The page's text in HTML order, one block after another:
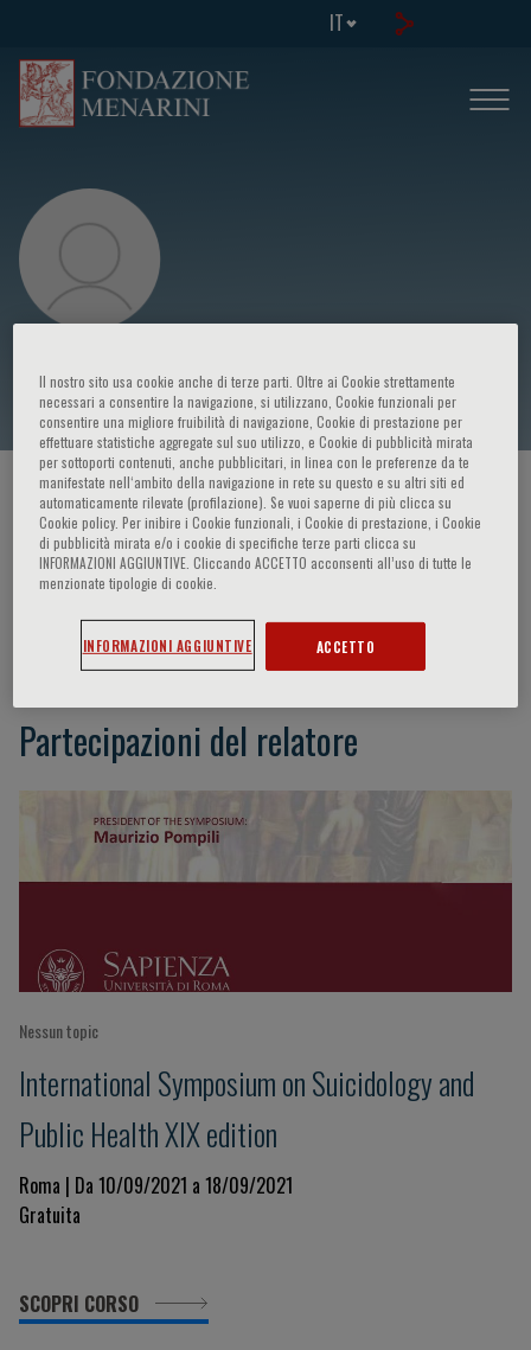
IT
Serafino De Giorgi
HOME PAGE / CORSI ED EVENTI / RELATORE
Serafino De Giorgi
Partecipazioni del relatore
Nessun topic
International Symposium on Suicidology and
Public Health XIX edition
Roma | Da 10/09/2021 a 18/09/2021
Gratuita
SCOPRI CORSO
Il nostro sito usa cookie anche di terze parti. Oltre ai Cookie strettamente
necessari a consentire la navigazione, si utilizzano, Cookie funzionali per
consentire una migliore fruibilità di navigazione, Cookie di prestazione per
effettuare statistiche aggregate sul suo utilizzo, e Cookie di pubblicità mirata
per sottoporti contenuti, anche pubblicitari, in linea con le preferenze da te
manifestate nell‘ambito della navigazione in rete su questo e su altri siti ed
automaticamente rilevate (profilazione). Se vuoi saperne di più clicca su
Cookie policy. Per inibire i Cookie funzionali, i Cookie di prestazione, i Cookie
di pubblicità mirata e/o i cookie di specifiche terze parti clicca su
INFORMAZIONI AGGIUNTIVE. Cliccando ACCETTO acconsenti all’uso di tutte le
menzionate tipologie di cookie.
INFORMAZIONI AGGIUNTIVE ACCETTO